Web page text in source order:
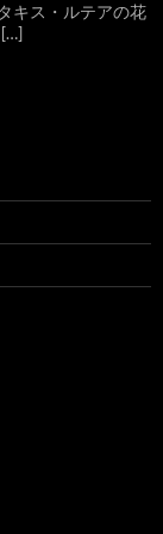
キス・ルテアの花
[…]